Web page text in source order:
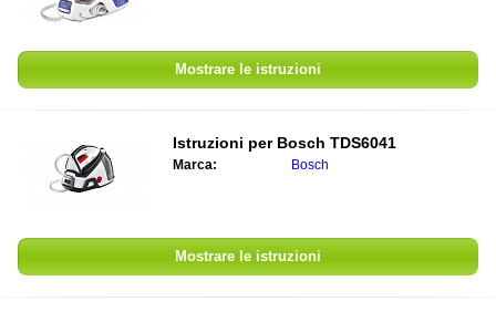
Mostrare le istruzioni
Istruzioni per Bosch TDS6041
Marca: Bosch
Mostrare le istruzioni